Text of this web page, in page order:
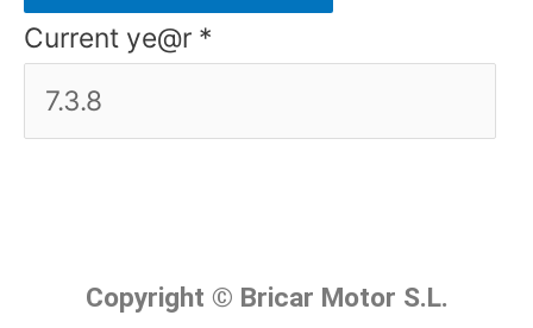
Current ye@r *
Copyright © Bricar Motor S.L.